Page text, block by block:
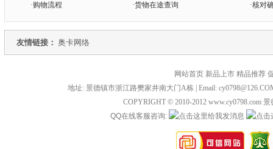
·购物流程
·货物在途查询
·核对
友情链接： 奥卡网络
网站首页 新品上市 精品推荐
地址: 景德镇市浙江路樊家井南大门A栋 | Email:
COPYRIGHT © 2010-2012 www.cy0798.com
QQ在线客服咨询: